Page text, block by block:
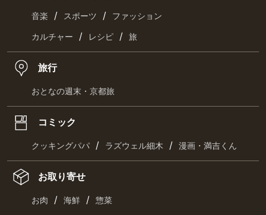
音楽 / スポーツ / ファッション
カルチャー / レシピ / 旅
旅行
おとなの週末・京都旅
コミック
クッキングパパ / ラズウェル細木 / 漫画・満吉くん
お取り寄せ
お肉 / 海鮮 / 惣菜